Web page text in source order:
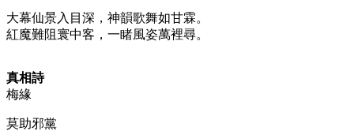
大幕仙景入目深，神韻歌舞如甘霖。
紅魔難阻寰中客，一睹風姿萬裡尋。
真相詩
梅緣
莫助邪黨